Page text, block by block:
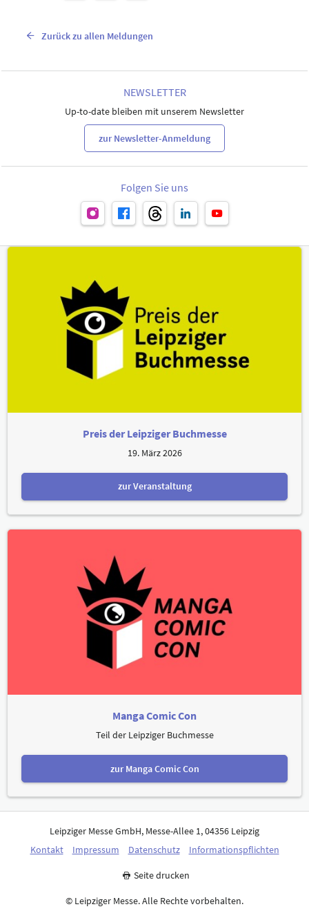
Zurück zu allen Meldungen
NEWSLETTER
Up-to-date bleiben mit unserem Newsletter
zur Newsletter-Anmeldung
Folgen Sie uns
Preis der Leipziger Buchmesse
19. März 2026
zur Veranstaltung
Manga Comic Con
Teil der Leipziger Buchmesse
zur Manga Comic Con
Leipziger Messe GmbH, Messe-Allee 1, 04356 Leipzig
Kontakt
Impressum Datenschutz Informationspflichten
Seite drucken
© Leipziger Messe. Alle Rechte vorbehalten.